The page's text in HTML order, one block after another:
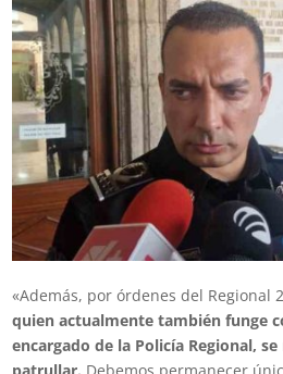
«Además, por órdenes del Regional
quien actualmente también funge
encargado de la Policía Regional,